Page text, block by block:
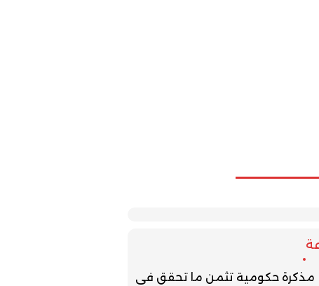
مذكرة حكومية تثمن ما تحقق في